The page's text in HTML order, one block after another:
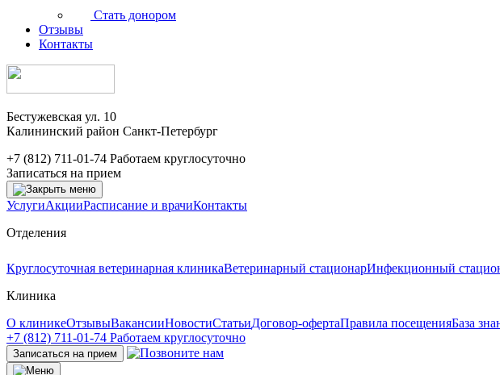
Стать донором
Отзывы
Контакты
Бестужевская ул. 10
Калининский район Санкт-Петербург
+7 (812) 711-01-74 Работаем круглосуточно
Записаться на прием
УслугиАкцииРасписание и врачиКонтакты
Отделения
Круглосуточная ветеринарная клиникаВетеринарный стационарИнфекционный
Клиника
О клиникеОтзывыВакансииНовостиСтатьиДоговор-офертаПравила посещенияБаза
+7 (812) 711-01-74 Работаем круглосуточно
Записаться на прием